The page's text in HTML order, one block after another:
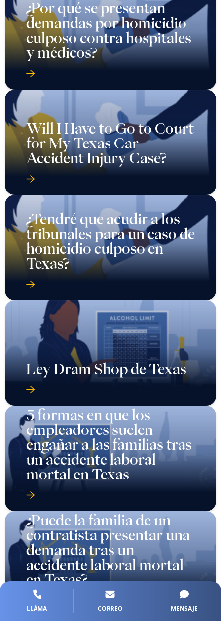
¿Por qué se presentan
demandas por homicidio
culposo contra hospitales
y médicos?
Will I Have to Go to Court
for My Texas Car
Accident Injury Case?
¿Tendré que acudir a los
tribunales para un caso de
homicidio culposo en
Texas?
Ley Dram Shop de Texas
5 formas en que los
empleadores suelen
engañar a las familias tras
un accidente laboral
mortal en Texas
¿Puede la familia de un
contratista presentar una
demanda tras un
accidente laboral mortal
en Texas?
LLÁMA CORREO MENSAJE